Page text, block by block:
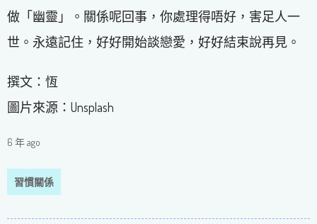
做「幽靈」。關係呢回事，你處理得唔好，害足人一
世。永遠記住，好好開始談戀愛，好好結束說再見。
撰文：恆
圖片來源：Unsplash
6 年 ago
習慣關係